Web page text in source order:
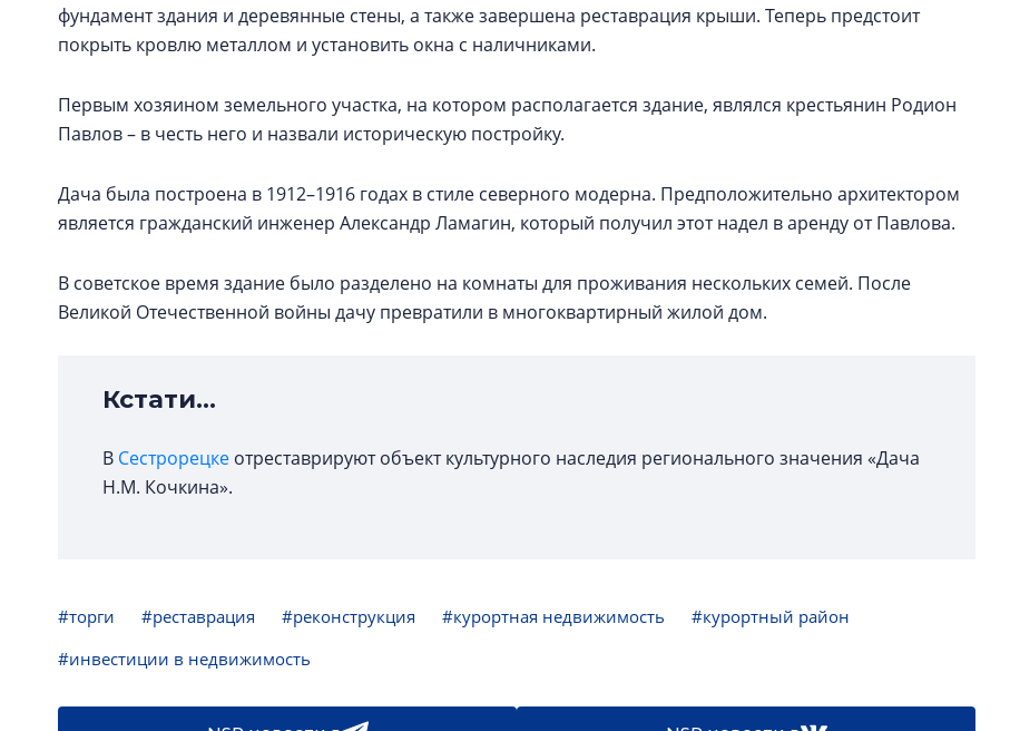
фундамент здания и деревянные стены, а также завершена реставрация крыши. Теперь предстоит
покрыть кровлю металлом и установить окна с наличниками.
Первым хозяином земельного участка, на котором располагается здание, являлся крестьянин Родион
Павлов – в честь него и назвали историческую постройку.
Дача была построена в 1912–1916 годах в стиле северного модерна. Предположительно архитектором
является гражданский инженер Александр Ламагин, который получил этот надел в аренду от Павлова.
В советское время здание было разделено на комнаты для проживания нескольких семей. После
Великой Отечественной войны дачу превратили в многоквартирный жилой дом.
Кстати...
В Сестрорецке отреставрируют объект культурного наследия регионального значения «Дача
Н.М. Кочкина».
#торги #реставрация #реконструкция #курортная недвижимость
#курортный район
#инвестиции в недвижимость